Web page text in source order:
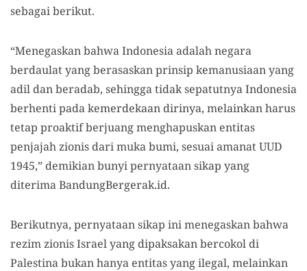
sebagai berikut.
“Menegaskan bahwa Indonesia adalah negara
berdaulat yang berasaskan prinsip kemanusiaan yang
adil dan beradab, sehingga tidak sepatutnya Indonesia
berhenti pada kemerdekaan dirinya, melainkan harus
tetap proaktif berjuang menghapuskan entitas
penjajah zionis dari muka bumi, sesuai amanat UUD
1945,” demikian bunyi pernyataan sikap yang
diterima BandungBergerak.id.
Berikutnya, pernyataan sikap ini menegaskan bahwa
rezim zionis Israel yang dipaksakan bercokol di
Palestina bukan hanya entitas yang ilegal, melainkan